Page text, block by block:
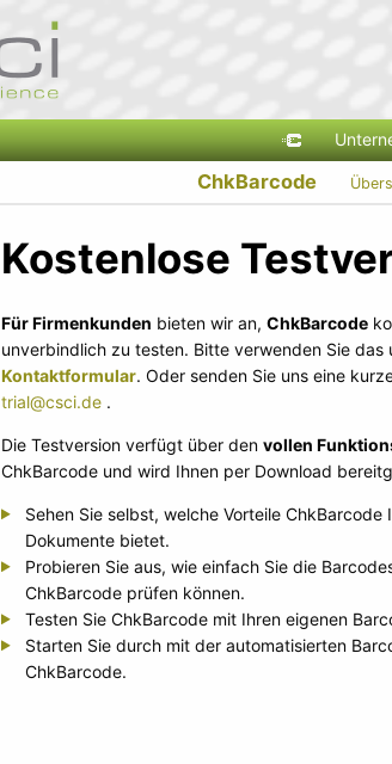
ChkBarcode
Kostenlose
Für Firmenkunden bieten wir an, ChkBarcode
unverbindlich zu testen. Bitte verwenden Sie das
Kontaktformular. Oder senden Sie uns eine
.
Die Testversion verfügt über den vollen
ChkBarcode und wird Ihnen per Download
Sehen Sie selbst, welche Vorteile ChkBarcode
Dokumente bietet.
Probieren Sie aus, wie einfach Sie die
ChkBarcode prüfen können.
Testen Sie ChkBarcode mit Ihren eigenen
Starten Sie durch mit der automatisierten
ChkBarcode.